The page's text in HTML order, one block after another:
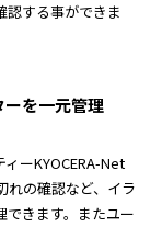
認する事ができま
ーを一元管理
ーKYOCERA-Net
れの確認など、イラ
できます。またユー